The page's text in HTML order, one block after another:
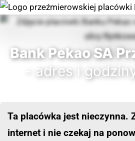
Bank Pekao SA
- adres i
Ta placówka jest nieczynna.
internet i nie czekaj na